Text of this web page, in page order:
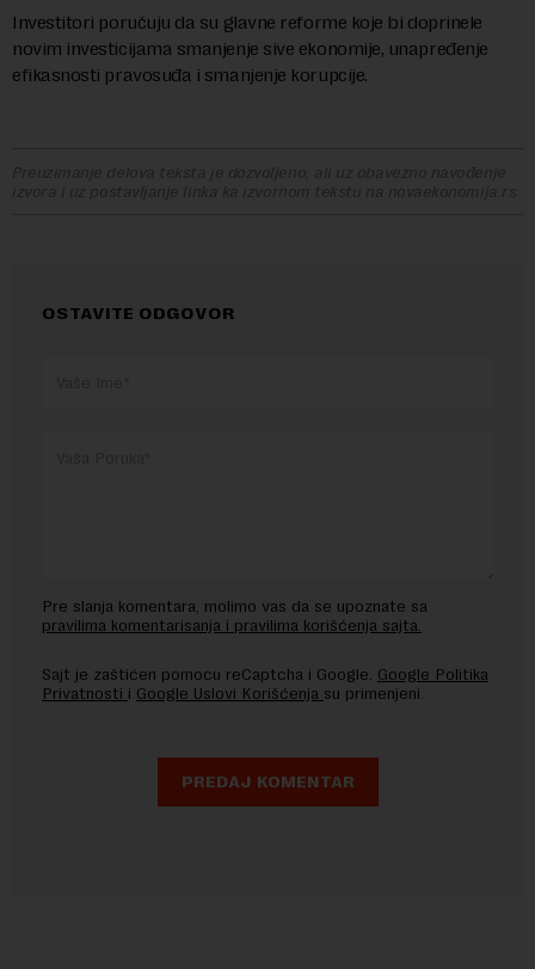
Investitori poručuju da su glavne reforme koje bi doprinele
novim investicijama smanjenje sive ekonomije, unapređenje
efikasnosti pravosuđa i smanjenje korupcije.
Preuzimanje delova teksta je dozvoljeno, ali uz obavezno navođenje
izvora i uz postavljanje linka ka izvornom tekstu na novaekonomija.rs
OSTAVITE ODGOVOR
Pre slanja komentara, molimo vas da se upoznate sa
pravilima komentarisanja i pravilima korišćenja sajta.
Sajt je zaštićen pomocu reCaptcha i Google. Google Politika
Privatnosti i Google Uslovi Korišćenja su primenjeni.